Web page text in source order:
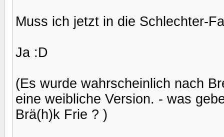
Muss ich jetzt in die Schlechter-
Ja :D
(Es wurde wahrscheinlich nach
eine weibliche Version. - was
Brä(h)k Frie ? )